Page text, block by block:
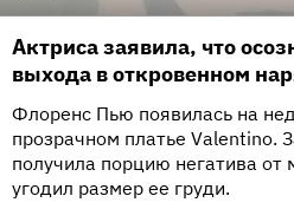
Актриса заявила, что
выхода в откровенном
Флоренс Пью появилась на
прозрачном платье Valentino.
получила порцию негатива
угодил размер ее груди.